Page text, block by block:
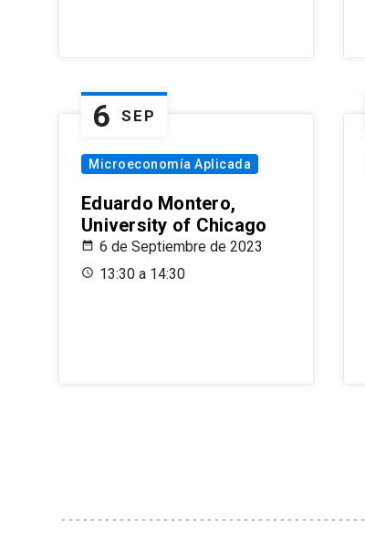
6 SEP
Microeconomía Aplicada
Eduardo Montero,
University of Chicago
6 de Septiembre de 2023
13:30 a 14:30